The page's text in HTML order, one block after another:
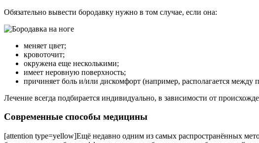
Обязательно вывести бородавку нужно в том случае, если она:
меняет цвет;
кровоточит;
окружена еще несколькими;
имеет неровную поверхность;
причиняет боль и/или дискомфорт (например, располагается между
Лечение всегда подбирается индивидуально, в зависимости от
Современные способы медицины
[attention type=yellow]Ещё недавно одним из самых распространённых